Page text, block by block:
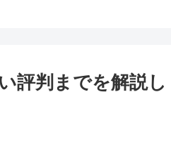
評判までを解説し